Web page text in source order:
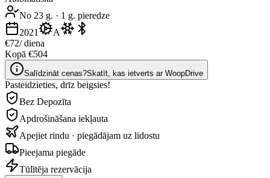
No 23 g. · 1 g. pieredze
2021
A
€72/ diena
Kopā €504
Salīdzināt cenas?Skatīt, kas ietverts ar WoopDrive
Pasteidzieties, drīz beigsies!
Bez Depozīta
Apdrošināšana iekļauta
Apejiet rindu · piegādājam uz lidostu
Pieejama piegāde
Tūlītēja rezervācija